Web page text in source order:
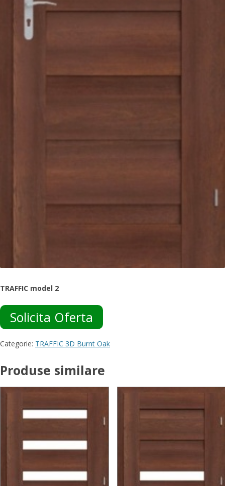
TRAFFIC model 2
Solicita Oferta
Categorie: TRAFFIC 3D Burnt Oak
Produse similare